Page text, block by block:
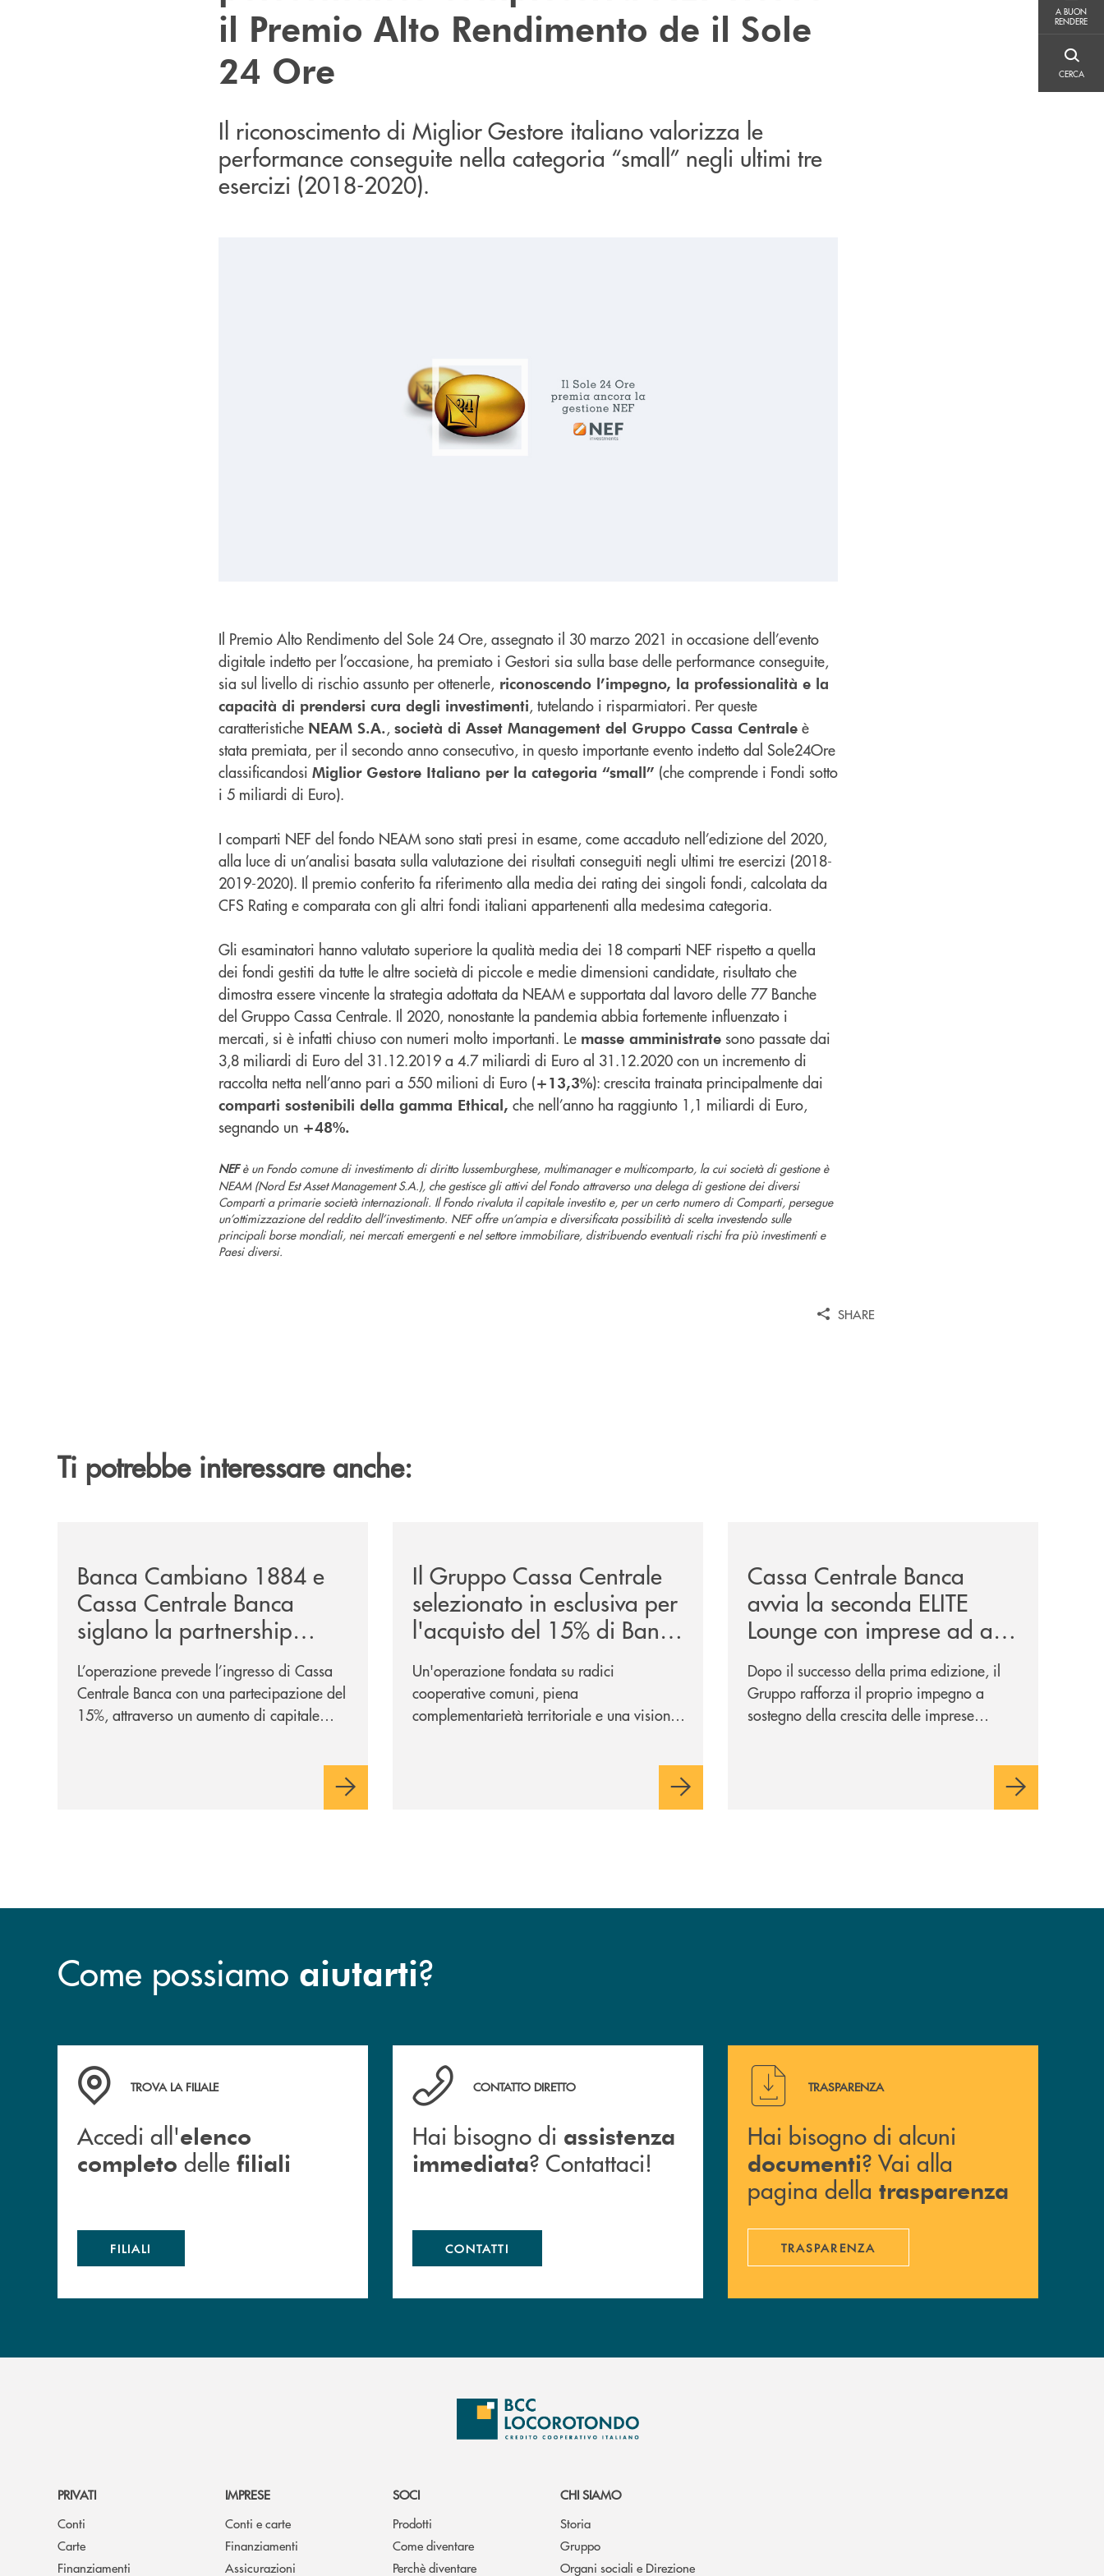
A BUON
RENDERE
CERCA
il Premio Alto Rendimento de il Sole
24 Ore
Il riconoscimento di Miglior Gestore italiano valorizza le
performance conseguite nella categoria “small” negli ultimi tre
esercizi (2018-2020).
Il Premio Alto Rendimento del Sole 24 Ore, assegnato il 30 marzo 2021 in occasione dell’evento
digitale indetto per l’occasione, ha premiato i Gestori sia sulla base delle performance conseguite,
sia sul livello di rischio assunto per ottenerle, riconoscendo l’impegno, la professionalità e la
capacità di prendersi cura degli investimenti, tutelando i risparmiatori. Per queste
caratteristiche NEAM S.A., società di Asset Management del Gruppo Cassa Centrale è
stata premiata, per il secondo anno consecutivo, in questo importante evento indetto dal Sole24Ore
classificandosi Miglior Gestore Italiano per la categoria “small” (che comprende i Fondi sotto
i 5 miliardi di Euro).
I comparti NEF del fondo NEAM sono stati presi in esame, come accaduto nell’edizione del 2020,
alla luce di un’analisi basata sulla valutazione dei risultati conseguiti negli ultimi tre esercizi (2018-
2019-2020). Il premio conferito fa riferimento alla media dei rating dei singoli fondi, calcolata da
CFS Rating e comparata con gli altri fondi italiani appartenenti alla medesima categoria.
Gli esaminatori hanno valutato superiore la qualità media dei 18 comparti NEF rispetto a quella
dei fondi gestiti da tutte le altre società di piccole e medie dimensioni candidate, risultato che
dimostra essere vincente la strategia adottata da NEAM e supportata dal lavoro delle 77 Banche
del Gruppo Cassa Centrale. Il 2020, nonostante la pandemia abbia fortemente influenzato i
mercati, si è infatti chiuso con numeri molto importanti. Le masse amministrate sono passate dai
3,8 miliardi di Euro del 31.12.2019 a 4.7 miliardi di Euro al 31.12.2020 con un incremento di
raccolta netta nell’anno pari a 550 milioni di Euro (+13,3%): crescita trainata principalmente dai
comparti sostenibili della gamma Ethical, che nell’anno ha raggiunto 1,1 miliardi di Euro,
segnando un +48%.
NEFè un Fondo comune di investimento di diritto lussemburghese, multimanager e multicomparto, la cui società di gestione è
NEAM (Nord Est Asset Management S.A.), che gestisce gli attivi del Fondo attraverso una delega di gestione dei diversi
Comparti a primarie società internazionali. Il Fondo rivaluta il capitale investito e, per un certo numero di Comparti, persegue
un’ottimizzazione del reddito dell’investimento. NEF offre un’ampia e diversificata possibilità di scelta investendo sulle
principali borse mondiali, nei mercati emergenti e nel settore immobiliare, distribuendo eventuali rischi fra più investimenti e
Paesi diversi.
SHARE
Ti potrebbe interessare anche:
Banca Cambiano 1884 e
Cassa Centrale Banca
siglano la partnership
strategica
L’operazione prevede l’ingresso di Cassa
Centrale Banca con una partecipazione del
15%, attraverso un aumento di capitale
sulla condivisione di valori comuni e sulla
prossimità ai territori, per ampliare l’offerta
Il Gruppo Cassa Centrale
selezionato in esclusiva per
l'acquisto del 15% di Banca
Cambiano 1884
Un'operazione fondata su radici
cooperative comuni, piena
complementarietà territoriale e una visione
Cassa Centrale Banca
avvia la seconda ELITE
Lounge con imprese ad alto
potenziale
Dopo il successo della prima edizione, il
Gruppo rafforza il proprio impegno a
sostegno della crescita delle imprese
Come possiamo aiutarti?
Accedi all' elenco completo delle filiali
TROVA LA FILIALE
Accedi all'elenco
completo delle filiali
FILIALI
Hai bisogno di assistenza immediata ? Contattaci!
CONTATTO DIRETTO
Hai bisogno di assistenza
immediata? Contattaci!
CONTATTI
Hai bisogno di alcuni documenti ? Vai alla pagina della
TRASPARENZA
Hai bisogno di alcuni
documenti? Vai alla
pagina della trasparenza
TRASPARENZA
PRIVATI
Conti
Carte
Finanziamenti
IMPRESE
Conti e carte
Finanziamenti
Assicurazioni
SOCI
Prodotti
Come diventare
Perchè diventare
CHI SIAMO
Storia
Gruppo
Organi sociali e Direzione